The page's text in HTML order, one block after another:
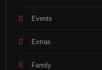
Events
Extras
Family